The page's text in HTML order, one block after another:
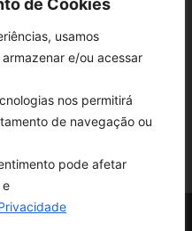
de Cookies
usamos
e/ou acessar
nos permitirá
de navegação ou
pode afetar
e
É proibida a reprodução do